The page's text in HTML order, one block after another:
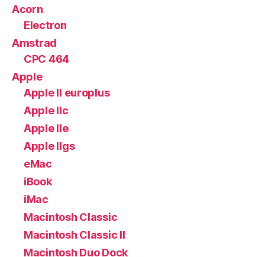
Acorn
Electron
Amstrad
CPC 464
Apple
Apple II europlus
Apple IIc
Apple IIe
Apple IIgs
eMac
iBook
iMac
Macintosh Classic
Macintosh Classic II
Macintosh Duo Dock